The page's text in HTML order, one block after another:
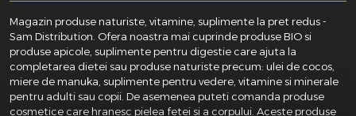
Magazin produse naturiste, vitamine, suplimente la pret redus -
Sam Distribution. Ofera noastra mai cuprinde produse BIO si
produse apicole, suplimente pentru digestie care ajuta la
completarea dietei sau produse naturiste precum: ulei de cocos,
miere de manuka, suplimente pentru vedere, vitamine si minerale
pentru adulti sau copii. De asemenea puteti comanda produse
cosmetice care hranesc pielea fetei si a corpului. Aceste produse